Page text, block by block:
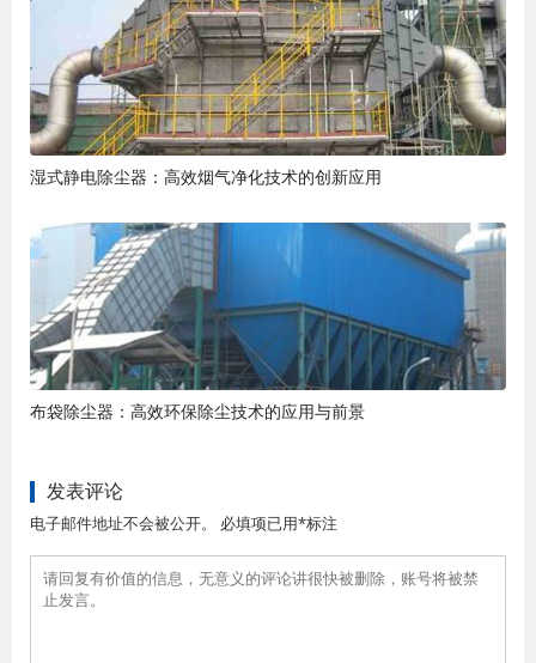
湿式静电除尘器：高效烟气净化技术的创新应用
布袋除尘器：高效环保除尘技术的应用与前景
发表评论
电子邮件地址不会被公开。 必填项已用*标注